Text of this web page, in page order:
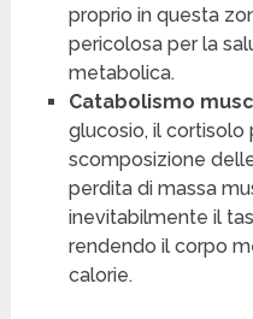
proprio in questa
pericolosa per la
metabolica.
Catabolismo
glucosio, il
scomposizione
perdita di massa
inevitabilmente il
rendendo il corpo
calorie.